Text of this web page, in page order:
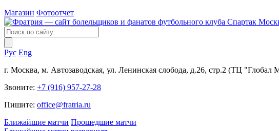
Магазин Фотоотчет
Рус Eng
г. Москва, м. Автозаводская, ул. Ленинская слобода, д.26, стр.2 (ТЦ "Глобал
Звоните: +7 (916) 957-27-28
Пишите: office@fratria.ru
Ближайшие матчи Прошедшие матчи